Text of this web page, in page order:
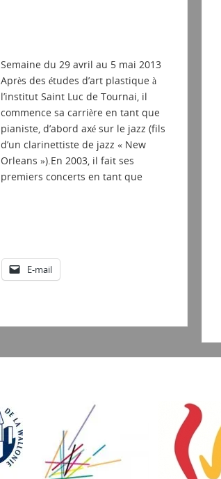
Semaine du 29 avril au 5 mai 2013
Après des études d’art plastique à
l’institut Saint Luc de Tournai, il
commence sa carrière en tant que
pianiste, d’abord axé sur le jazz (fils
d’un clarinettiste de jazz « New
Orleans »).En 2003, il fait ses
premiers concerts en tant que
E-mail